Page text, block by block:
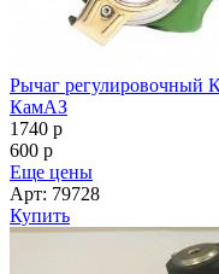
Рычаг
КамАЗ
1740 p
600 p
Еще цены
Арт: 79728
Купить